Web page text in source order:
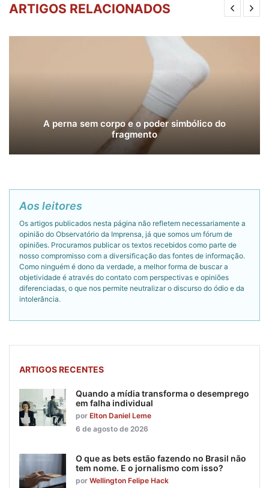
ARTIGOS RELACIONADOS
A perna sem corpo e o poder simbólico do
fragmento
Aos leitores
Os artigos publicados nesta página não refletem necessariamente a
opinião do Observatório da Imprensa, já que somos um fórum de
opiniões. Procuramos publicar os textos recebidos como parte de
nosso compromisso com a diversificação das fontes de informação.
Como ninguém é dono da verdade, a melhor forma de buscar a
objetividade é através do contato com perspectivas e opiniões
diferenciadas, o que nos permite neutralizar o discurso do ódio e da
intolerância.
ARTIGOS RECENTES
Quando a mídia transforma o desemprego
em falha individual
por Elton Daniel Leme
6 de agosto de 2026
O que as bets estão fazendo no Brasil não
tem nome. E o jornalismo com isso?
por Wellington Felipe Hack